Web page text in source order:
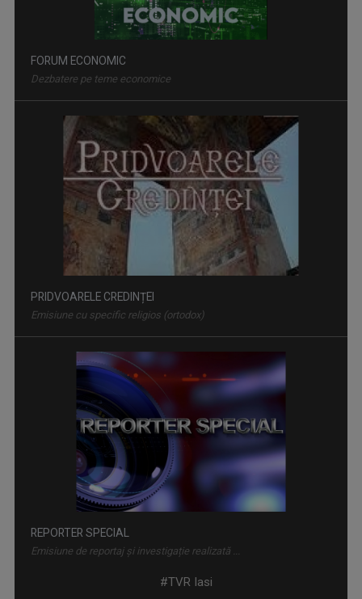
FORUM ECONOMIC
Dezbatere pe teme economice
PRIDVOARELE CREDINȚEI
Emisiune cu specific religios (ortodox)
REPORTER SPECIAL
Emisiune de reportaj și investigație realizată ...
#TVR Iasi